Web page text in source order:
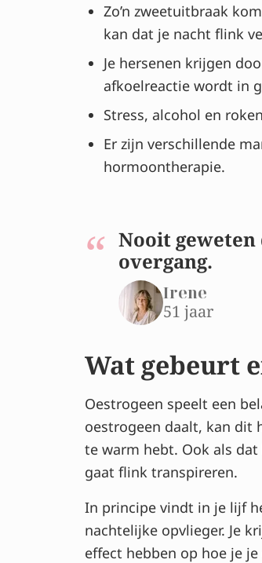
Zo’n zweetuitbraak
kan dat je nacht flink
Je hersenen krijgen
afkoelreactie wordt in
Stress, alcohol en
Er zijn verschillende
hormoontherapie.
Nooit
overgang.
Irene
51 jaar
Wat gebeurt
Oestrogeen speelt een
oestrogeen daalt, kan dit
te warm hebt. Ook als
gaat flink transpireren.
In principe vindt in je lijf
nachtelijke opvlieger. Je
effect hebben op hoe je